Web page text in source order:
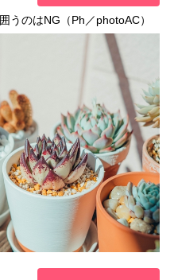
うのはNG（Ph／photoAC）